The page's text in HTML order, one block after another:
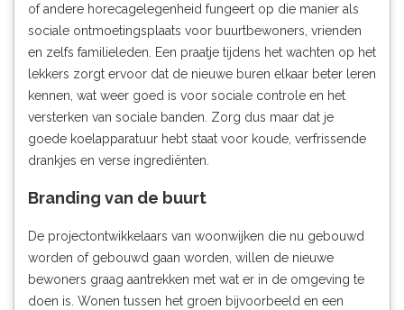
of andere horecagelegenheid fungeert op die manier als
sociale ontmoetingsplaats voor buurtbewoners, vrienden
en zelfs familieleden. Een praatje tijdens het wachten op het
lekkers zorgt ervoor dat de nieuwe buren elkaar beter leren
kennen, wat weer goed is voor sociale controle en het
versterken van sociale banden. Zorg dus maar dat je
goede koelapparatuur hebt staat voor koude, verfrissende
drankjes en verse ingrediënten.
Branding van de buurt
De projectontwikkelaars van woonwijken die nu gebouwd
worden of gebouwd gaan worden, willen de nieuwe
bewoners graag aantrekken met wat er in de omgeving te
doen is. Wonen tussen het groen bijvoorbeeld en een